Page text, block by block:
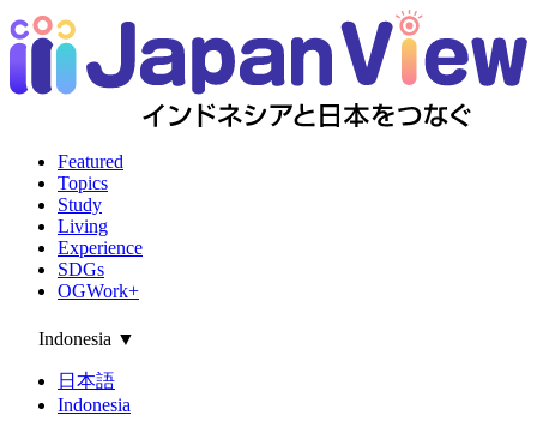
Featured
Topics
Study
Living
Experience
SDGs
OGWork+
Indonesia ▼
日本語
Indonesia